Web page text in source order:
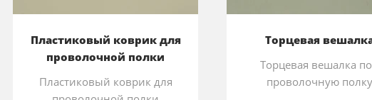
Пластиковый коврик для
проволочной полки
Пластиковый коврик для
Торцевая
Торцевая вешалка
проволочную полку